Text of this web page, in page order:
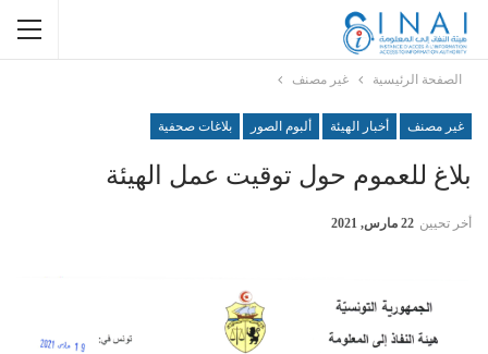
الصفحة الرئيسية غير مصنف
غير مصنف أخبار الهيئة ألبوم الصور بلاغات صحفية
بلاغ للعموم حول توقيت عمل الهيئة
أخر تحيين 22 مارس, 2021